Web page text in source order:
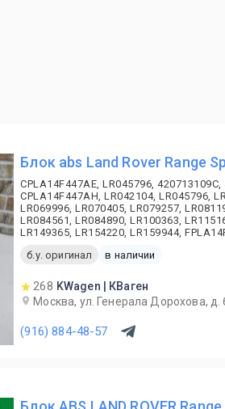
Блок abs Land Rover Range
CPLA14F447AE, LR045796,
CPLA14F447AH, LR042104, LR045796,
LR069996, LR070405, LR079257,
LR084561, LR084890, LR100363,
LR149365, LR154220, LR159944,
б.у. оригинал
в наличии
268 KWagen | КВаген
Москва, ул. Генерала Дорохова, д.
(916) 884-48-57